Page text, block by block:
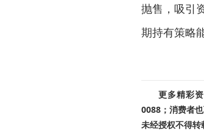
抛售，吸引
期持有策略
更多精彩
0088；消费者
未经授权不得